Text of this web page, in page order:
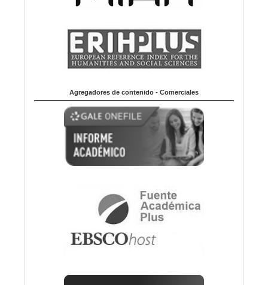
Agregadores de contenido - Comerciales